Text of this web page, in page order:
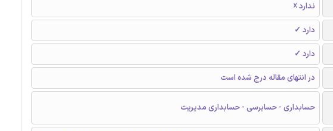
ندارد ☓
دارد ✓
دارد ✓
در انتهای مقاله درج شده است
حسابداری - حسابرسی - حسابداری مدیریت